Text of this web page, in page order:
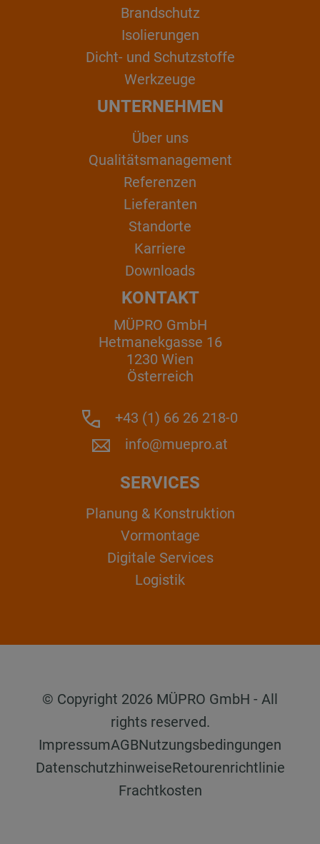
Brandschutz
Isolierungen
Dicht- und Schutzstoffe
Werkzeuge
UNTERNEHMEN
Über uns
Qualitätsmanagement
Referenzen
Lieferanten
Standorte
Karriere
Downloads
KONTAKT
MÜPRO GmbH
Hetmanekgasse 16
1230 Wien
Österreich
+43 (1) 66 26 218-0
info@muepro.at
SERVICES
Planung & Konstruktion
Vormontage
Digitale Services
Logistik
© Copyright 2026 MÜPRO GmbH - All
rights reserved.
ImpressumAGBNutzungsbedingungen
DatenschutzhinweiseRetourenrichtlinie
Frachtkosten